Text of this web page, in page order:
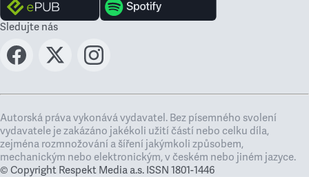
Sledujte nás
Autorská práva vykonává vydavatel. Bez písemného svolení
vydavatele je zakázáno jakékoli užití částí nebo celku díla,
zejména rozmnožování a šíření jakýmkoli způsobem,
mechanickým nebo elektronickým, v českém nebo jiném jazyce.
© Copyright Respekt Media a.s. ISSN 1801-1446